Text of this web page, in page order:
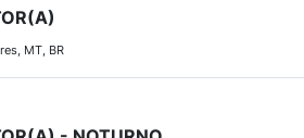
MT, BR